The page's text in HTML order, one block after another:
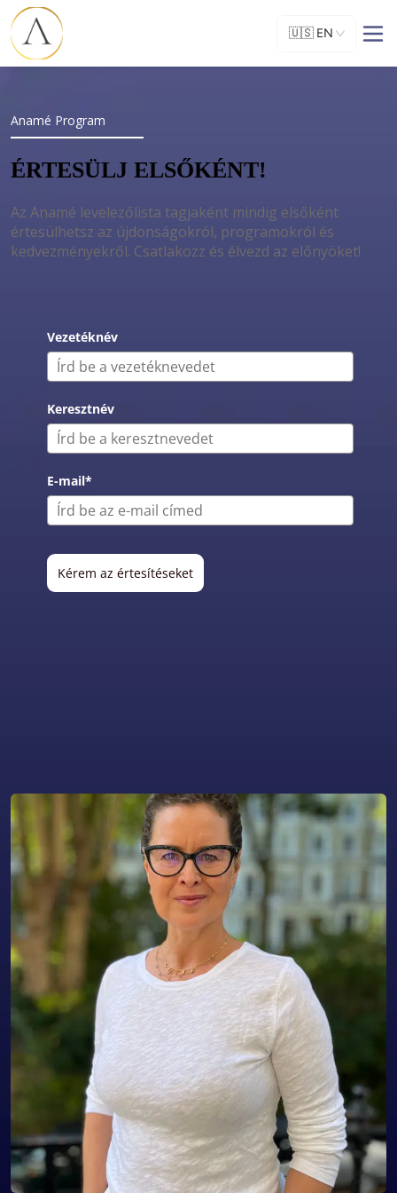
🇺🇸 EN
Anamé Program
ÉRTESÜLJ ELSŐKÉNT!
Az Anamé levelezőlista tagjaként mindig elsőként
értesülhetsz az újdonságokról, programokról és
kedvezményekről. Csatlakozz és élvezd az előnyöket!